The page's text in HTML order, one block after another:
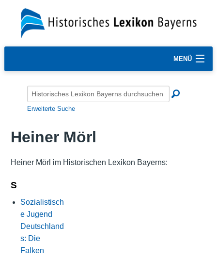
MENÜ
Erweiterte Suche
Heiner Mörl
Heiner Mörl im Historischen Lexikon Bayerns:
S
Sozialistisch
e Jugend
Deutschland
s: Die
Falken